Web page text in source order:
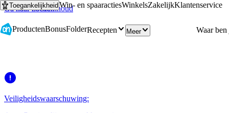
Ga naar hoofdinhoud
Ga naar zoeken
ToegankelijkheidWin- en spaaractiesWinkelsZakelijkKlantenservice
ProductenBonusFolderRecepten Meer
Veiligheidswaarschuwing: